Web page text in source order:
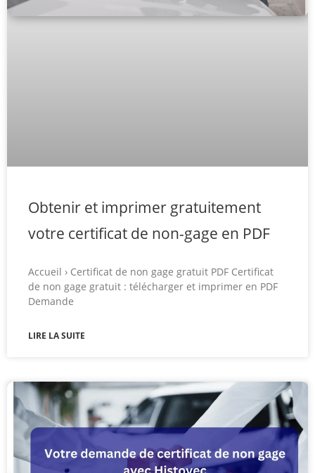
Obtenir et imprimer gratuitement
votre certificat de non-gage en PDF
Accueil › Certificat de non gage gratuit PDF Certificat
de non gage gratuit : télécharger et imprimer en PDF
Demande
LIRE LA SUITE